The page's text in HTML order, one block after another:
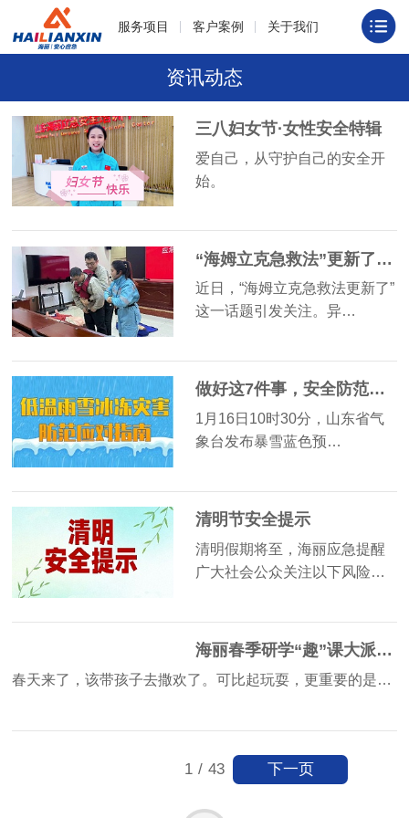
服务项目 客户案例 关于我们
资讯动态
三八妇女节·女性安全特辑
爱自己，从守护自己的安全开
始。
“海姆立克急救法”更新了！海丽喊你一起来学习
近日，“海姆立克急救法更新了”
这一话题引发关注。异…
做好这7件事，安全防范雨雪冰冻灾害！
1月16日10时30分，山东省气
象台发布暴雪蓝色预…
清明节安全提示
清明假期将至，海丽应急提醒
广大社会公众关注以下风险…
海丽春季研学“趣”课大派送~总有一款适合你！
春天来了，该带孩子去撒欢了。可比起玩耍，更重要的是…
1 / 43 下一页